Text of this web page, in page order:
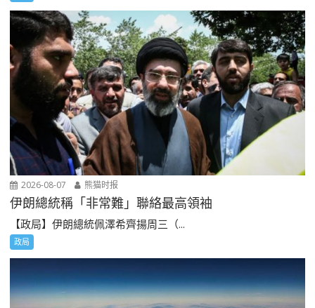
2026-08-07 熊猫时报
伊朗總統稱「非常難」聯絡最高領袖
【政局】伊朗總統佩澤希齊揚周三（...
政局